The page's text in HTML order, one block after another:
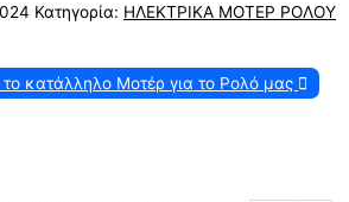
Κατηγορία: ΗΛΕΚΤΡΙΚΑ ΜΟΤΕΡ ΡΟΛΟΥ
κατάλληλο Μοτέρ για το Ρολό μας